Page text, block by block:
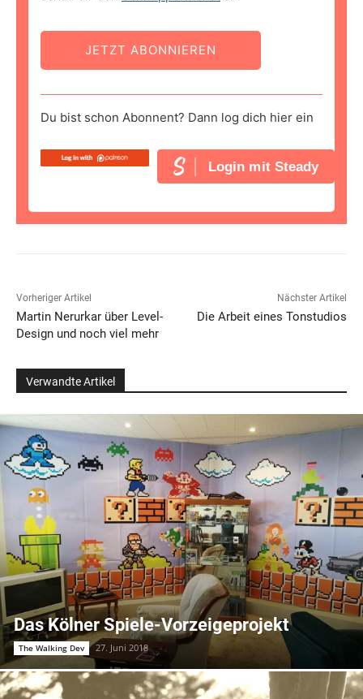
JETZT ABONNIEREN
Du bist schon Abonnent? Dann log dich hier ein
Login mit Steady
Vorheriger Artikel
Martin Nerurkar über Level-
Design und noch viel mehr
Nächster Artikel
Die Arbeit eines Tonstudios
Verwandte Artikel
Das Kölner Spiele-Vorzeigeprojekt
The Walking Dev 27. Juni 2018